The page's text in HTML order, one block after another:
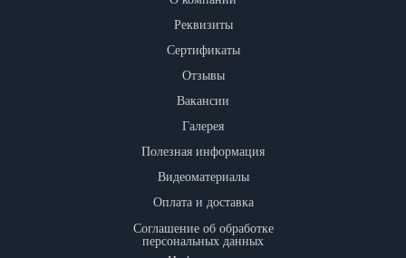
Реквизиты
Сертификаты
Отзывы
Вакансии
Галерея
Полезная информация
Видеоматериалы
Оплата и доставка
Соглашение об обработке
персональных данных